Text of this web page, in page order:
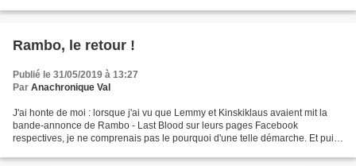
Rambo, le retour !
Publié le 31/05/2019 à 13:27
Par Anachronique Val
J'ai honte de moi : lorsque j'ai vu que Lemmy et Kinskiklaus avaient mit la
bande-annonce de Rambo - Last Blood sur leurs pages Facebook
respectives, je ne comprenais pas le pourquoi d'une telle démarche. Et puis